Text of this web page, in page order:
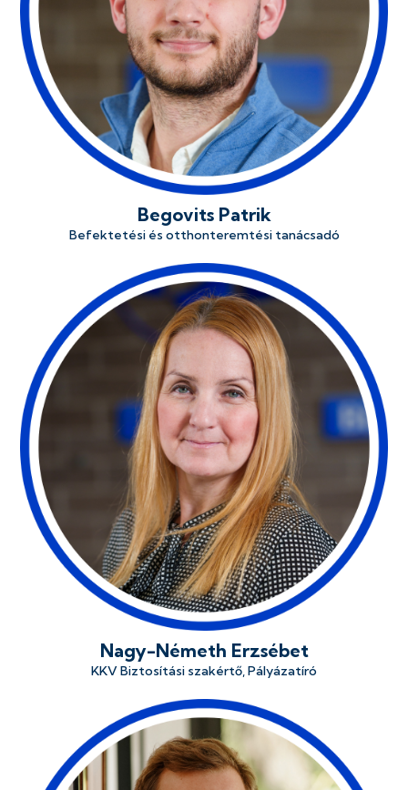
Begovits Patrik
Befektetési és otthonteremtési tanácsadó
Nagy-Németh Erzsébet
KKV Biztosítási szakértő, Pályázatíró